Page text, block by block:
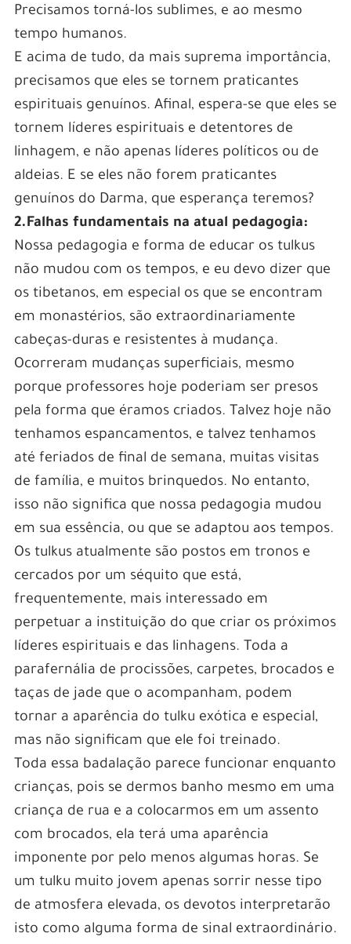
Precisamos torná-los sublimes, e ao mesmo
tempo humanos.
E acima de tudo, da mais suprema importância,
precisamos que eles se tornem praticantes
espirituais genuínos. Afinal, espera-se que eles se
tornem líderes espirituais e detentores de
linhagem, e não apenas líderes políticos ou de
aldeias. E se eles não forem praticantes
genuínos do Darma, que esperança teremos?
2.Falhas fundamentais na atual pedagogia:
Nossa pedagogia e forma de educar os tulkus
não mudou com os tempos, e eu devo dizer que
os tibetanos, em especial os que se encontram
em monastérios, são extraordinariamente
cabeças-duras e resistentes à mudança.
Ocorreram mudanças superficiais, mesmo
porque professores hoje poderiam ser presos
pela forma que éramos criados. Talvez hoje não
tenhamos espancamentos, e talvez tenhamos
até feriados de final de semana, muitas visitas
de família, e muitos brinquedos. No entanto,
isso não significa que nossa pedagogia mudou
em sua essência, ou que se adaptou aos tempos.
Os tulkus atualmente são postos em tronos e
cercados por um séquito que está,
frequentemente, mais interessado em
perpetuar a instituição do que criar os próximos
líderes espirituais e das linhagens. Toda a
parafernália de procissões, carpetes, brocados e
taças de jade que o acompanham, podem
tornar a aparência do tulku exótica e especial,
mas não significam que ele foi treinado.
Toda essa badalação parece funcionar enquanto
crianças, pois se dermos banho mesmo em uma
criança de rua e a colocarmos em um assento
com brocados, ela terá uma aparência
imponente por pelo menos algumas horas. Se
um tulku muito jovem apenas sorrir nesse tipo
de atmosfera elevada, os devotos interpretarão
isto como alguma forma de sinal extraordinário.